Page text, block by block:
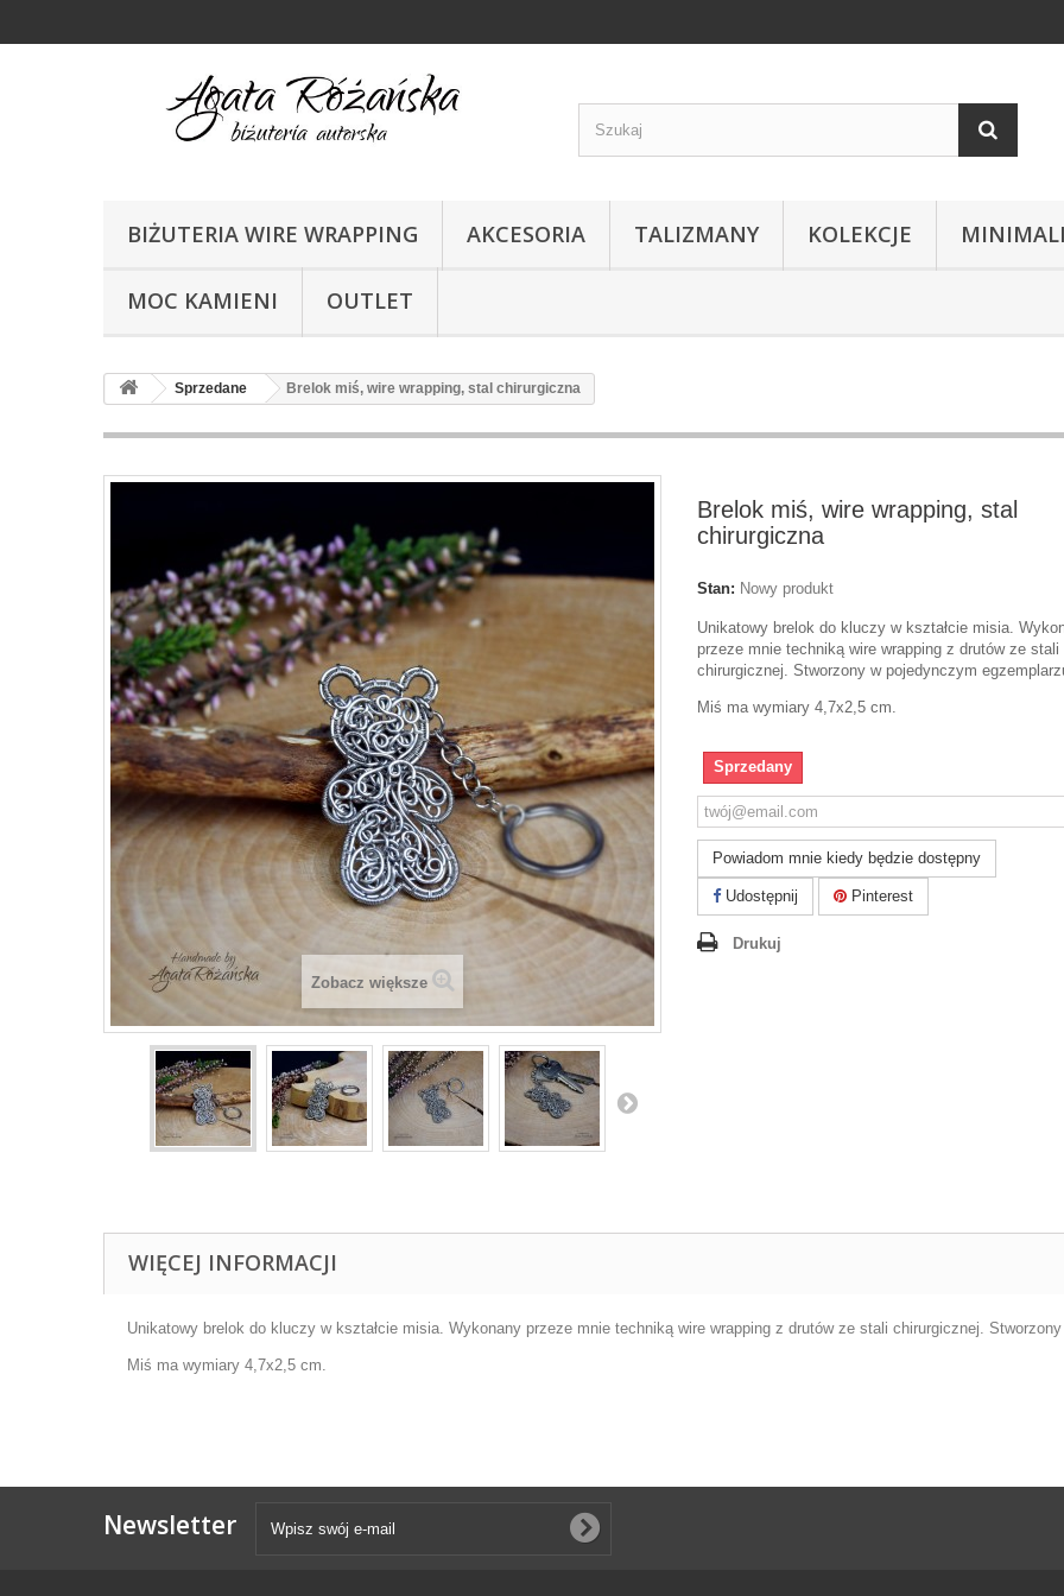
BIŻUTERIA WIRE WRAPPING AKCESORIA TALIZMANY KOLEKCJE
MOC KAMIENI OUTLET
Sprzedane Brelok miś, wire wrapping, stal chirurgiczna
Zobacz większe
Brelok miś, wire wrapping, stal
chirurgiczna
Stan: Nowy produkt
Unikatowy brelok do kluczy w kształcie misia.
przeze mnie techniką wire wrapping z drutów ze stali
chirurgicznej. Stworzony w pojedynczym
Miś ma wymiary 4,7x2,5 cm.
Sprzedany
Powiadom mnie kiedy będzie dostępny
Udostępnij Pinterest
Drukuj
WIĘCEJ INFORMACJI
Unikatowy brelok do kluczy w kształcie misia. Wykonany przeze mnie techniką wire wrapping z drutów ze stali chirurgicznej.
Miś ma wymiary 4,7x2,5 cm.
Newsletter